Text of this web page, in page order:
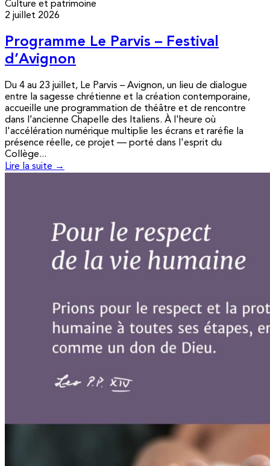
Culture et patrimoine
2 juillet 2026
Programme Le Parvis – Festival
d’Avignon
Du 4 au 23 juillet, Le Parvis – Avignon, un lieu de dialogue
entre la sagesse chrétienne et la création contemporaine,
accueille une programmation de théâtre et de rencontre
dans l’ancienne Chapelle des Italiens. À l'heure où
l'accélération numérique multiplie les écrans et raréfie la
présence réelle, ce projet — porté dans l'esprit du
Collège...
Lire la suite →